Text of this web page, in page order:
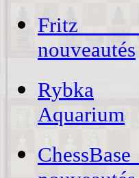
Fritz
nouveautés
Rybka
Aquarium